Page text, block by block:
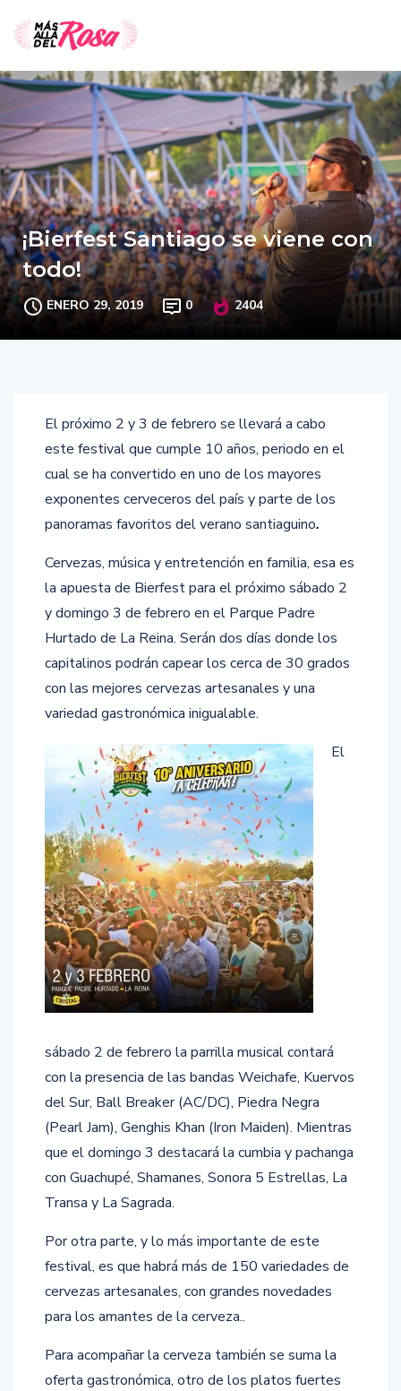
¡Bierfest Santiago se viene con
todo!
ENERO 29, 2019 0 2404
El próximo 2 y 3 de febrero se llevará a cabo
este festival que cumple 10 años, periodo en el
cual se ha convertido en uno de los mayores
exponentes cerveceros del país y parte de los
panoramas favoritos del verano santiaguino.
Cervezas, música y entretención en familia, esa es
la apuesta de Bierfest para el próximo sábado 2
y domingo 3 de febrero en el Parque Padre
Hurtado de La Reina. Serán dos días donde los
capitalinos podrán capear los cerca de 30 grados
con las mejores cervezas artesanales y una
variedad gastronómica inigualable.
El
sábado 2 de febrero la parrilla musical contará
con la presencia de las bandas Weichafe, Kuervos
del Sur, Ball Breaker (AC/DC), Piedra Negra
(Pearl Jam), Genghis Khan (Iron Maiden). Mientras
que el domingo 3 destacará la cumbia y pachanga
con Guachupé, Shamanes, Sonora 5 Estrellas, La
Transa y La Sagrada.
Por otra parte, y lo más importante de este
festival, es que habrá más de 150 variedades de
cervezas artesanales, con grandes novedades
para los amantes de la cerveza..
Para acompañar la cerveza también se suma la
oferta gastronómica, otro de los platos fuertes